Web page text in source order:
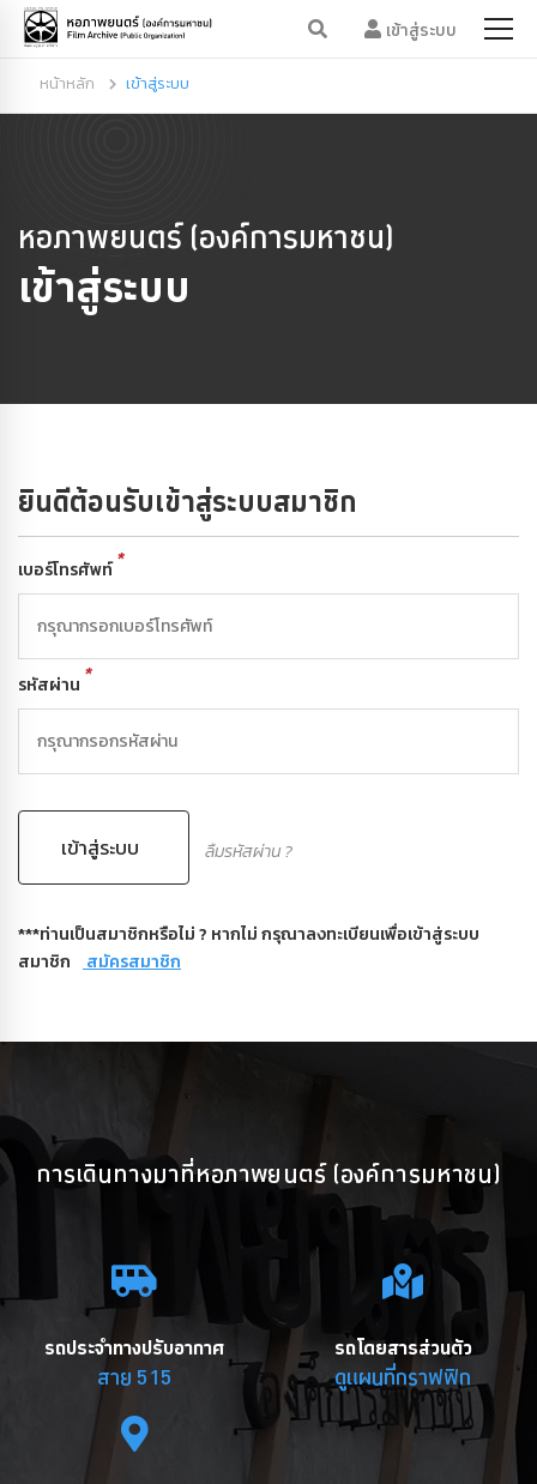
เข้าสู่ระบบ
หน้าหลัก เข้าสู่ระบบ
หอภาพยนตร์ (องค์การมหาชน)
เข้าสู่ระบบ
ยินดีต้อนรับเข้าสู่ระบบสมาชิก
เบอร์โทรศัพท์*
รหัสผ่าน *
เข้าสู่ระบบ ลืมรหัสผ่าน ?
***ท่านเป็นสมาชิกหรือไม่ ? หากไม่ กรุณาลงทะเบียนเพื่อเข้าสู่ระบบ
สมาชิก
สมัครสมาชิก
การเดินทางมาที่หอภาพยนตร์ (องค์การมหาชน)
รถประจำทางปรับอากาศ
สาย 515
รถโดยสารส่วนตัว
ดูแผนที่กราฟฟิก